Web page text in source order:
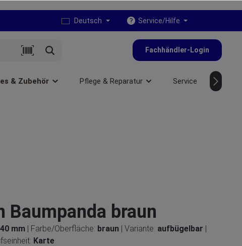
Deutsch Service/Hilfe
Fachhändler-Login
& Zubehör Pflege & Reparatur Service NEU
Baumpanda braun
mm | Farbe/Oberfläche: braun | Variante: aufbügelbar |
Karte